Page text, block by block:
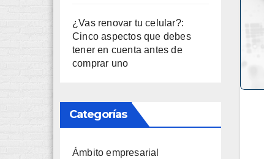
¿Vas renovar tu celular?:
Cinco aspectos que debes
tener en cuenta antes de
comprar uno
Categorías
Ámbito empresarial